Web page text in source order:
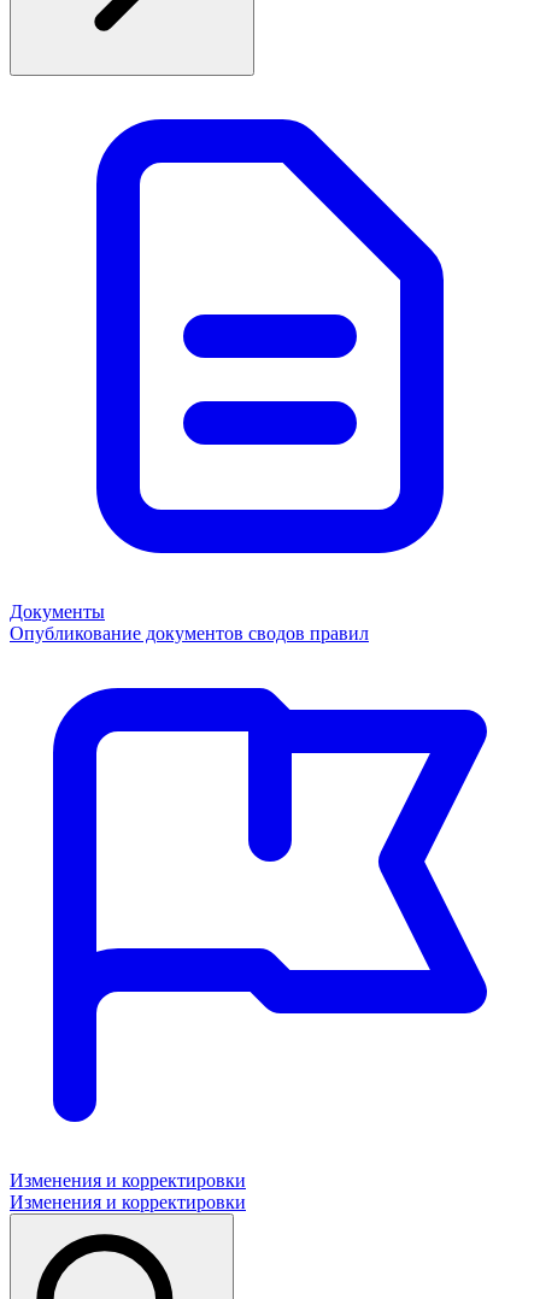
Документы
Опубликование документов сводов правил
Изменения и корректировки
Изменения и корректировки